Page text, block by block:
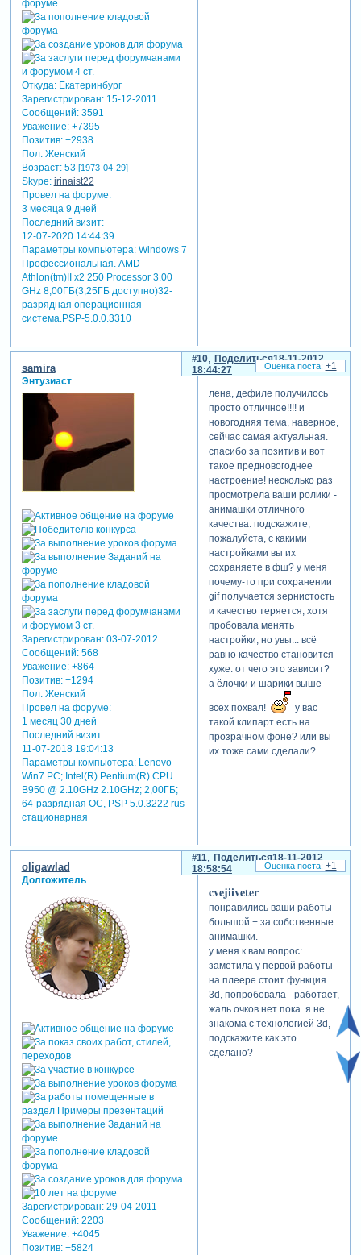
Откуда:Екатеринбург
Зарегистрирован: 15-12-2011
Сообщений:3591
Уважение: +7395
Позитив: +2938
Пол:Женский
Возраст:53 [1973-04-29]
Skype: irinaist22
Провел на форуме:
3 месяца 9 дней
Последний визит:
12-07-2020 14:44:39
Параметры компьютера:Windows 7
Профессиональная. AMD
Athlon(tm)II x2 250 Processor 3.00
GHz 8,00ГБ(3,25ГБ доступно)32-
разрядная операционная
система.PSP-5.0.0.3310
Поделиться
10
18-11-2012
18:44:27
samira
Энтузиаст
Зарегистрирован: 03-07-2012
Сообщений:568
Уважение: +864
Позитив: +1294
Пол:Женский
Провел на форуме:
1 месяц 30 дней
Последний визит:
11-07-2018 19:04:13
Параметры компьютера:Lenovo
Win7 PC; Intel(R) Pentium(R) CPU
B950 @ 2.10GHz 2.10GHz; 2,00ГБ;
64-разрядная ОС, PSP 5.0.3222 rus
стационарная
лена, дефиле получилось
просто отличное!!!! и
новогодняя тема, наверное,
сейчас самая актуальная.
спасибо за позитив и вот
такое предновогоднее
настроение! несколько раз
просмотрела ваши ролики -
анимашки отличного
качества. подскажите,
пожалуйста, с какими
настройками вы их
сохраняете в фш? у меня
почему-то при сохранении
gif получается зернистость
и качество теряется, хотя
пробовала менять
настройки, но увы... всё
равно качество становится
хуже. от чего это зависит?
а ёлочки и шарики выше
всех похвал!
у вас
такой клипарт есть на
прозрачном фоне? или вы
их тоже сами сделали?
+1
Поделиться
11
18-11-2012
18:58:54
oligawlad
Долгожитель
Зарегистрирован: 29-04-2011
Сообщений:2203
Уважение: +4045
Позитив: +5824
cvejiiveter
понравились ваши работы
большой + за собственные
анимашки.
у меня к вам вопрос:
заметила у первой работы
на плеере стоит функция
3d, попробовала - работает,
жаль очков нет пока. я не
знакома с технологией 3d,
подскажите как это
сделано?
+1